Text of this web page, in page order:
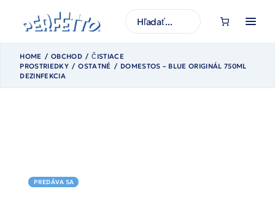
obsah
H
ľ
d
HOME OBCHOD
ČISTIACE
PROSTRIEDKY
OSTATNÉ
DOMESTOS – BLUE ORIGINÁL 750ML
DEZINFEKCIA
PREDÁVA SA